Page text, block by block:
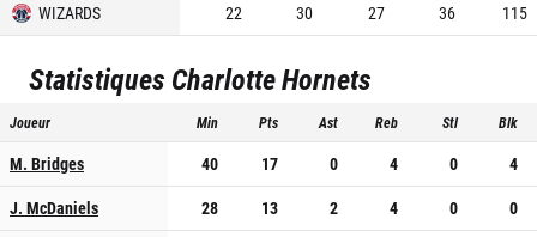
WIZARDS
22 30 27 36 115
Statistiques Charlotte Hornets
Joueur Min Pts Ast Reb Stl Blk
M. Bridges 40 17 0 4 0
4
J. McDaniels
28 13 2 4 0
0